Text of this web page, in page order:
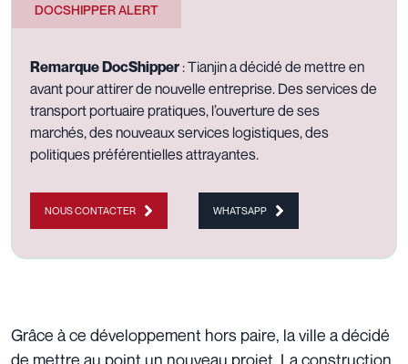
DOCSHIPPER ALERT
Remarque DocShipper : Tianjin a décidé de mettre en
avant pour attirer de nouvelle entreprise. Des services de
transport portuaire pratiques, l’ouverture de ses
marchés, des nouveaux services logistiques, des
politiques préférentielles attrayantes.
NOUS CONTACTER WHATSAPP
Grâce à ce développement hors paire, la ville a décidé
de mettre au point un nouveau projet. La construction